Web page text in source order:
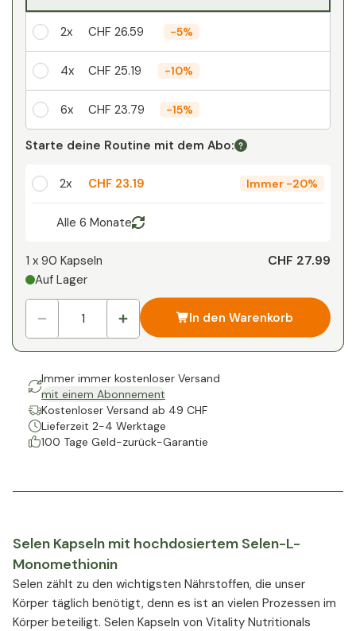
2x CHF 26.59 -5%
4x CHF 25.19 -10%
6x CHF 23.79 -15%
Ihr persönlicher Rabatt
-%
Starte deine Routine mit dem Abo:
2x CHF 23.19 Immer -20%
Alle 6 Monate
1 x 90 Kapseln
Auf Lager
CHF 27.99
In den Warenkorb
Immer immer kostenloser Versand
mit einem Abonnement
Kostenloser Versand ab 49 CHF
Lieferzeit 2-4 Werktage
100 Tage Geld-zurück-Garantie
Selen Kapseln mit hochdosiertem Selen-L-
Monomethionin
Selen zählt zu den wichtigsten Nährstoffen, die unser
Körper täglich benötigt, denn es ist an vielen Prozessen im
Körper beteiligt. Selen Kapseln von Vitality Nutritionals